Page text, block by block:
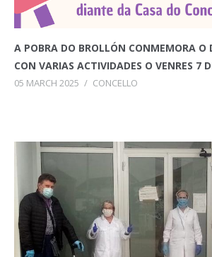
A POBRA DO BROLLÓN CONMEMORA O
CON VARIAS ACTIVIDADES O VENRES 7
05 MARCH 2025 / CONCELLO